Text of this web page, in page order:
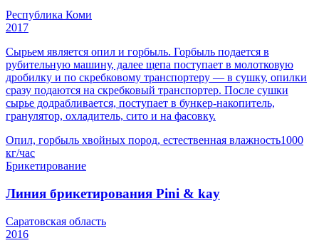
Республика Коми
2017
Сырьем является опил и горбыль. Горбыль подается в
рубительную машину, далее щепа поступает в молотковую
дробилку и по скребковому транспортеру — в сушку, опилки
сразу подаются на скребковый транспортер. После сушки
сырье додрабливается, поступает в бункер-накопитель,
гранулятор, охладитель, сито и на фасовку.
Опил, горбыль хвойных пород, естественная влажность1000
кг/час
Брикетирование
Линия брикетирования Pini & kay
Саратовская область
2016